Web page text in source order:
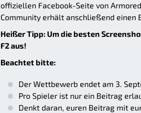
offiziellen Facebook-Seite von
Community erhält anschließend einen
Heißer Tipp: Um die besten
F2 aus!
Beachtet bitte:
Der Wettbewerb endet am 3.
Pro Spieler ist nur ein Beitrag
Denkt daran, euren Beitrag mit